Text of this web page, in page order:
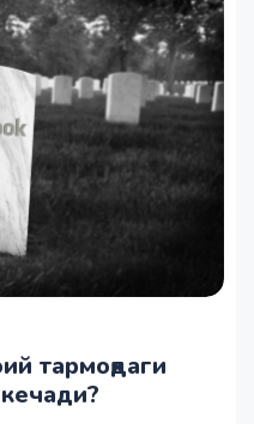
тармоқдаги